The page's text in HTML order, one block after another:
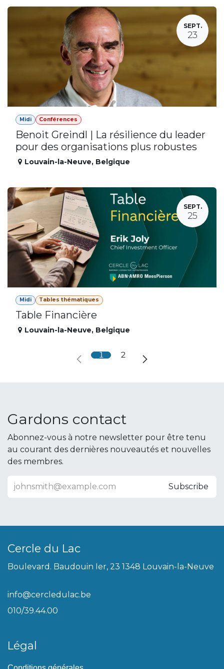
SEPT.
23
Midi Conférences
Benoit Greindl | La résilience du leader
pour des organisations plus robustes
Louvain-la-Neuve, Belgique
SEPT.
25
Midi Tables thématiques
Table Financière
Louvain-la-Neuve, Belgique
1 2
Gardons contact
Abonnez-vous à notre newsletter pour être tenu
au courant des dernières nouveautés et nouvelles
des membres.
Subscribe
Cercle du Lac
Boulevard. Baudouin Ier, 23 1348 Louvain-la-Neuve
info@cercledulac.be
010/39.44.00
Légal